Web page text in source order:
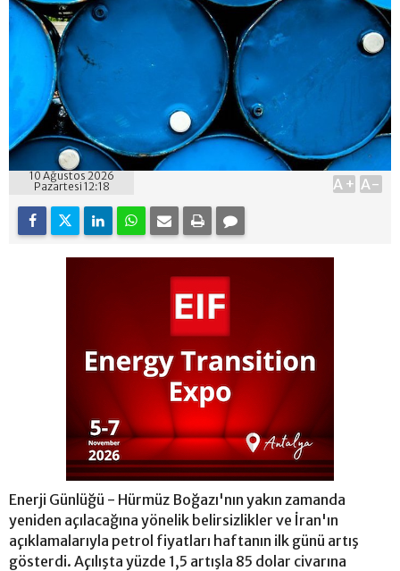
10 Ağustos 2026
Pazartesi 12:18
A+ A-
Enerji Günlüğü - Hürmüz Boğazı'nın yakın zamanda
yeniden açılacağına yönelik belirsizlikler ve İran'ın
açıklamalarıyla petrol fiyatları haftanın ilk günü artış
gösterdi. Açılışta yüzde 1,5 artışla 85 dolar civarına